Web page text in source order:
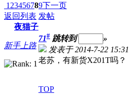
1 23456789下一页
返回列表 发帖
夜猫子
新手上路
71# 跳转到
»
发表于 2014-7-22 15:31
老苏，有新货X201T吗？
TOP